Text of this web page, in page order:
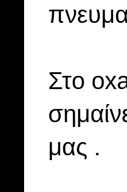
Στo
μας .